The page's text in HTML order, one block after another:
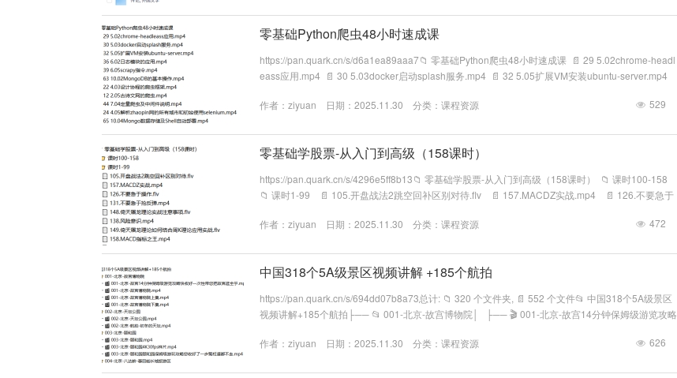
零基础Python爬虫48小时速成课
https://pan.quark.cn/s/d6a1ea89aaa7📁 零基础Python爬虫48小时速成课 📄 29 5.02chrome-headl
eass应用.mp4 📄 30 5.03docker启动splash服务.mp4 📄 32 5.05扩展VM安装ubuntu-server.mp4
作者： ziyuan 日期：2025.11.30 分类： 课程资源 529
零基础学股票-从入门到高级（158课时）
https://pan.quark.cn/s/4296e5ff8b13📁 零基础学股票-从入门到高级（158课时） 📁 课时100-158
📁 课时1-99 📄 105.开盘战法2跳空回补区别对待.flv 📄 157.MACDZ实战.mp4 📄 126.不要急于
作者： ziyuan 日期：2025.11.30 分类： 课程资源 472
中国318个5A级景区视频讲解 +185个航拍
https://pan.quark.cn/s/694dd07b8a73总计: 📁 320 个文件夹, 📄 552 个文件📂 中国318个5A级景区
视频讲解+185个航拍├── 📂 001-北京-故宫博物院│ ├── 🎬 001-北京-故宫14分钟保姆级游览攻略
宫博物院上集.mp4│ ...
作者： ziyuan 日期：2025.11.30 分类： 课程资源 626